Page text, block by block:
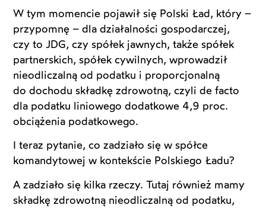
W tym momencie pojawił się Polski Ład, który –
przypomnę – dla działalności gospodarczej,
czy to JDG, czy spółek jawnych, także spółek
partnerskich, spółek cywilnych, wprowadził
nieodliczalną od podatku i proporcjonalną
do dochodu składkę zdrowotną, czyli de facto
dla podatku liniowego dodatkowe 4,9 proc.
obciążenia podatkowego.
I teraz pytanie, co zadziało się w spółce
komandytowej w kontekście Polskiego Ładu?
A zadziało się kilka rzeczy. Tutaj również mamy
składkę zdrowotną nieodliczalną od podatku,